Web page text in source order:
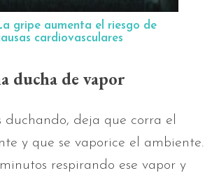
gripe aumenta el riesgo de
cardiovasculares
ducha de vapor
duchando, deja que corra el
y que se vaporice el ambiente.
respirando ese vapor y